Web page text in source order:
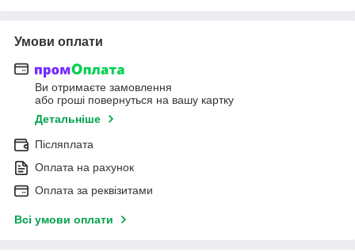
Умови оплати
Ви отримаєте замовлення
або гроші повернуться на вашу картку
Детальніше
Післяплата
Оплата на рахунок
Оплата за реквізитами
Всі умови оплати